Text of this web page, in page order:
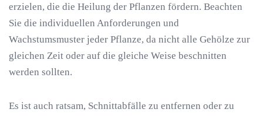
erzielen, die die Heilung der Pflanzen fördern. Beachten
Sie die individuellen Anforderungen und
Wachstumsmuster jeder Pflanze, da nicht alle Gehölze zur
gleichen Zeit oder auf die gleiche Weise beschnitten
werden sollten.
Es ist auch ratsam, Schnittabfälle zu entfernen oder zu